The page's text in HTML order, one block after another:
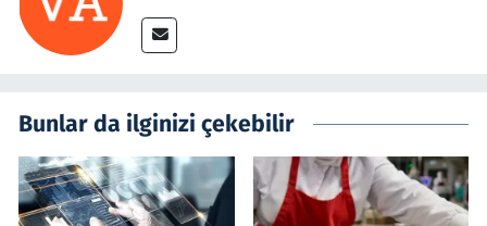
Bunlar da ilginizi çekebilir